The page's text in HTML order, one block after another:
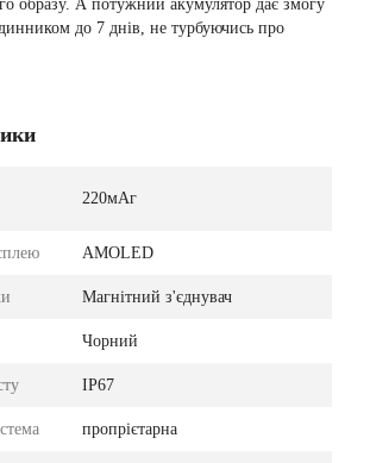
образу. А потужний акумулятор дає змогу
до 7 днів, не турбуючись про
220мАг
AMOLED
Магнітний з'єднувач
Чорний
IP67
пропрієтарна